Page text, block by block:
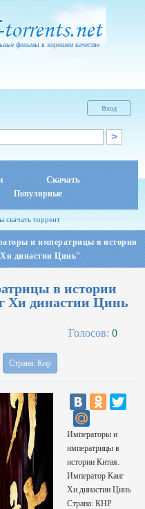
фильмы в хорошем качестве
Вход
Скачать
Популярные
скачать торрент
и императрицы в истории
династии Цинь"
в истории
Хи династии Цинь
Голосов: 0
Страна: Кнр
Императоры и
императрицы в
истории Китая.
Император Канг
Хи династии Цинь
Страна: КНР